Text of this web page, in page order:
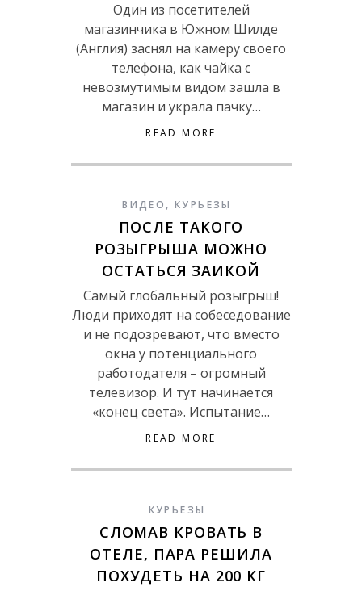
Один из посетителей
магазинчика в Южном Шилде
(Англия) заснял на камеру своего
телефона, как чайка с
невозмутимым видом зашла в
магазин и украла пачку…
READ MORE
ВИДЕО , КУРЬЕЗЫ
ПОСЛЕ ТАКОГО
РОЗЫГРЫША МОЖНО
ОСТАТЬСЯ ЗАИКОЙ
Самый глобальный розыгрыш!
Люди приходят на собеседование
и не подозревают, что вместо
окна у потенциального
работодателя – огромный
телевизор. И тут начинается
«конец света». Испытание…
READ MORE
КУРЬЕЗЫ
СЛОМАВ КРОВАТЬ В
ОТЕЛЕ, ПАРА РЕШИЛА
ПОХУДЕТЬ НА 200 КГ